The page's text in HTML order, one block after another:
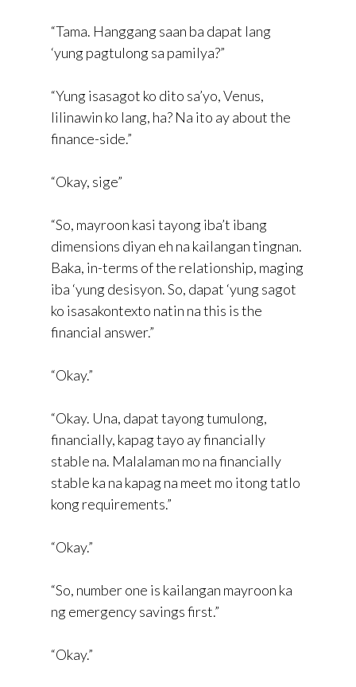
“Tama. Hanggang saan ba dapat lang
‘yung pagtulong sa pamilya?”
“Yung isasagot ko dito sa’yo, Venus,
lilinawin ko lang, ha? Na ito ay about the
finance-side.”
“Okay, sige”
“So, mayroon kasi tayong iba’t ibang
dimensions diyan eh na kailangan tingnan.
Baka, in-terms of the relationship, maging
iba ‘yung desisyon. So, dapat ‘yung sagot
ko isasakontexto natin na this is the
financial answer.”
“Okay.”
“Okay. Una, dapat tayong tumulong,
financially, kapag tayo ay financially
stable na. Malalaman mo na financially
stable ka na kapag na meet mo itong tatlo
kong requirements.”
“Okay.”
“So, number one is kailangan mayroon ka
ng emergency savings first.”
“Okay.”